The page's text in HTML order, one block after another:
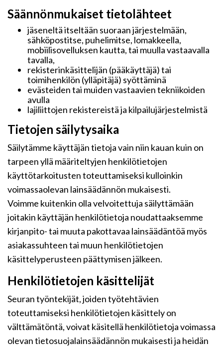
Säännönmukaiset tietolähteet
jäseneltä itseltään suoraan järjestelmään,
sähköpostitse, puhelimitse, lomakkeella,
mobiilisovelluksen kautta, tai muulla vastaavalla
tavalla,
rekisterinkäsittelijän (pääkäyttäjä) tai
toimihenkilön (ylläpitäjä) syöttäminä
evästeiden tai muiden vastaavien tekniikoiden
avulla
lajiliittojen rekistereistä ja kilpailujärjestelmistä
Tietojen säilytysaika
Säilytämme käyttäjän tietoja vain niin kauan kuin on
tarpeen yllä määriteltyjen henkilötietojen
käyttötarkoitusten toteuttamiseksi kulloinkin
voimassaolevan lainsäädännön mukaisesti.
Voimme kuitenkin olla velvoitettuja säilyttämään
joitakin käyttäjän henkilötietoja noudattaaksemme
kirjanpito- tai muuta pakottavaa lainsäädäntöä myös
asiakassuhteen tai muun henkilötietojen
käsittelyperusteen päättymisen jälkeen.
Henkilötietojen käsittelijät
Seuran työntekijät, joiden työtehtävien
toteuttamiseksi henkilötietojen käsittely on
välttämätöntä, voivat käsitellä henkilötietoja voimassa
olevan tietosuojalainsäädännön mukaisesti ja heidän